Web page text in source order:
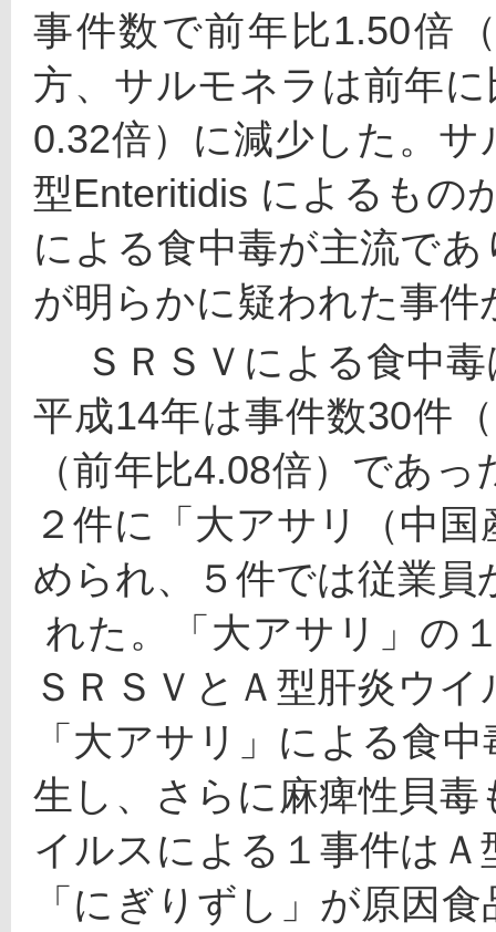
事件数で前年比1.50倍
方、サルモネラは前年
0.32倍）に減少した。
型Enteritidis によるもの
による食中毒が主流で
が明らかに疑われた事件
平成14年は事件数30件
（前年比4.08倍）であ
２件に「大アサリ（中
められ、５件では従業
ＳＲＳＶとＡ型肝炎ウ
「大アサリ」による食
生し、さらに麻痺性貝
イルスによる１事件は
「にぎりずし」が原因